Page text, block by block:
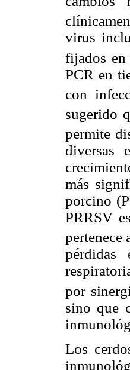
virus
fijados
PCR en
con
sugerido
permite
diversas
más
porcino
PRRSV
pérdidas
por
sino que
Los